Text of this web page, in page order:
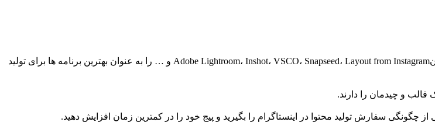
برنامه های زیادی برای تولید محتوا اینستاگرام وجود دارد که می‌توان برنامه هایی همچونAdobe Lightroom، Inshot، VSCO، Snapseed، Layout from Instagram و … را به عنوان بهترین برنامه ها برای تولید
و چیدمان را دارند.
سفارش تولید محتوا در اینستاگرام را بگیرید و پیج خود را در کمترین زمان افزایش دهید.